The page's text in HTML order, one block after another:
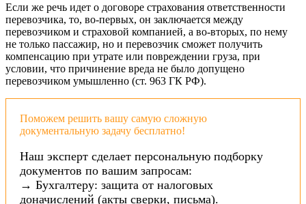
Если же речь идет о договоре страхования ответственности
перевозчика, то, во-первых, он заключается между
перевозчиком и страховой компанией, а во-вторых, по нему
не только пассажир, но и перевозчик сможет получить
компенсацию при утрате или повреждении груза, при
условии, что причинение вреда не было допущено
перевозчиком умышленно (ст. 963 ГК РФ).
Поможем решить вашу самую сложную
документальную задачу бесплатно!
Наш эксперт сделает персональную подборку
документов по вашим запросам:
→ Бухгалтеру: защита от налоговых
доначислений (акты сверки, письма).